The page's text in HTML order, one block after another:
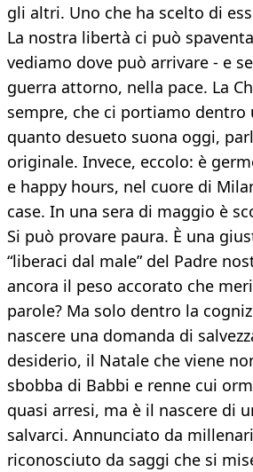
gli altri. Uno che ha scelto di
La nostra libertà ci può
vediamo dove può arrivare - e
guerra attorno, nella pace. La
sempre, che ci portiamo dentro
quanto desueto suona oggi,
originale. Invece, eccolo: è
e happy hours, nel cuore di
case. In una sera di maggio è
Si può provare paura. È una
“liberaci dal male” del Padre
ancora il peso accorato che
parole? Ma solo dentro la
nascere una domanda di
desiderio, il Natale che viene
sbobba di Babbi e renne cui
quasi arresi, ma è il nascere di
salvarci. Annunciato da
riconosciuto da saggi che si